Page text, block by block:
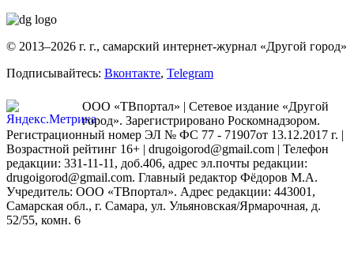
© 2013–2026 г. г., самарский интернет-журнал «Другой город»
Подписывайтесь: Вконтакте, Telegram
ООО «ТВпортал» | Сетевое издание «Другой
город». Зарегистрировано Роскомнадзором.
Регистрационный номер ЭЛ № ФС 77 - 71907от 13.12.2017 г. |
Возрастной рейтинг 16+ | drugoigorod@gmail.com | Телефон
редакции: 331-11-11, доб.406, адрес эл.почты редакции:
drugoigorod@gmail.com. Главный редактор Фёдоров М.А.
Учредитель: ООО «ТВпортал». Адрес редакции: 443001,
Самарская обл., г. Самара, ул. Ульяновская/Ярмарочная, д.
52/55, комн. 6